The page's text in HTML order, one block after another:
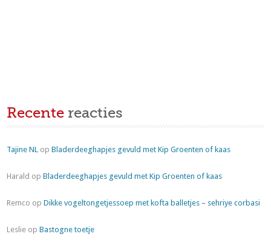
Recente reacties
Tajine NL opBladerdeeghapjes gevuld met Kip Groenten of kaas
Harald opBladerdeeghapjes gevuld met Kip Groenten of kaas
Remco opDikke vogeltongetjessoep met kofta balletjes – sehriye corbasi
Leslie opBastogne toetje